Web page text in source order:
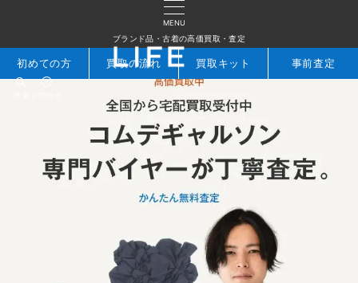
MENU
ブランド品・古着の高価買取・査定
初めての方 買取の流れ 買取キット 事前査定